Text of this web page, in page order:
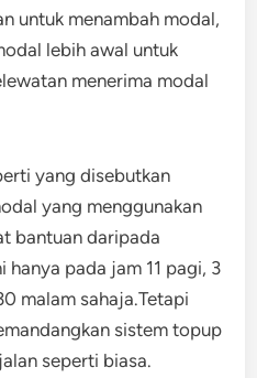
untuk menambah modal,
lebih awal untuk
menerima modal
yang disebutkan
yang menggunakan
bantuan daripada
hanya pada jam 11 pagi, 3
malam sahaja.Tetapi
sistem topup
seperti biasa.